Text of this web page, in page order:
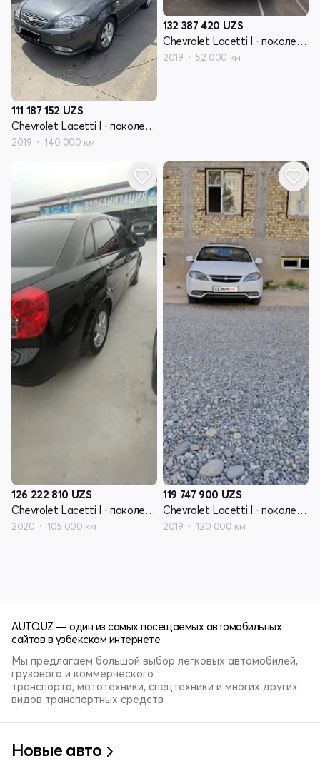
111 187 152 UZS
Chevrolet Lacetti I - поколение рестайлинг
2019 140 000 км
132 387 420 UZS
Chevrolet Lacetti I - поколение рестайлинг
2019 52 000 км
126 222 810 UZS
Chevrolet Lacetti I - поколение рестайлинг
2020 105 000 км
119 747 900 UZS
Chevrolet Lacetti I - поколение рестайлинг
2019 120 000 км
AUTO.UZ — один из самых посещаемых автомобильных
сайтов в узбекском интернете
Мы предлагаем большой выбор легковых автомобилей,
грузового и коммерческого
транспорта, мототехники, спецтехники и многих других
видов транспортных средств
Новые авто